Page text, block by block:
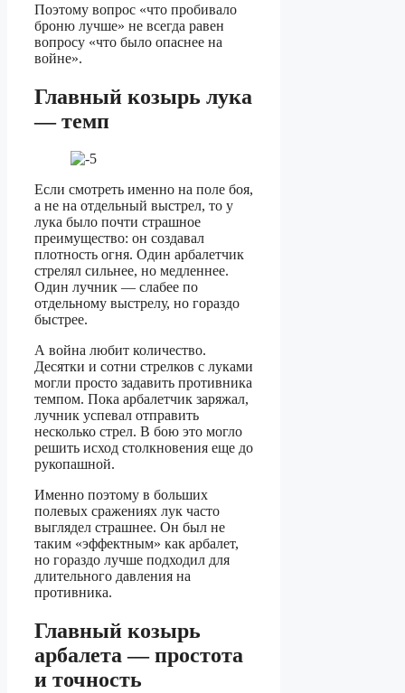
Поэтому вопрос «что пробивало
броню лучше» не всегда равен
вопросу «что было опаснее на
войне».
Главный козырь лука
— темп
Если смотреть именно на поле боя,
а не на отдельный выстрел, то у
лука было почти страшное
преимущество: он создавал
плотность огня. Один арбалетчик
стрелял сильнее, но медленнее.
Один лучник — слабее по
отдельному выстрелу, но гораздо
быстрее.
А война любит количество.
Десятки и сотни стрелков с луками
могли просто задавить противника
темпом. Пока арбалетчик заряжал,
лучник успевал отправить
несколько стрел. В бою это могло
решить исход столкновения еще до
рукопашной.
Именно поэтому в больших
полевых сражениях лук часто
выглядел страшнее. Он был не
таким «эффектным» как арбалет,
но гораздо лучше подходил для
длительного давления на
противника.
Главный козырь
арбалета — простота
и точность